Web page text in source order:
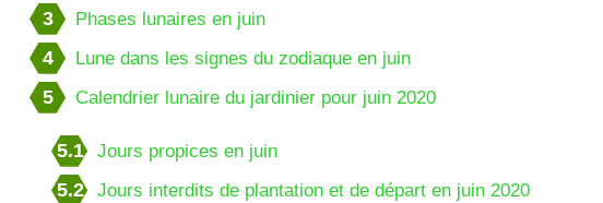
3 Phases lunaires en juin
4 Lune dans les signes du zodiaque en juin
5 Calendrier lunaire du jardinier pour juin 2020
5.1 Jours propices en juin
5.2 Jours interdits de plantation et de départ en juin 2020